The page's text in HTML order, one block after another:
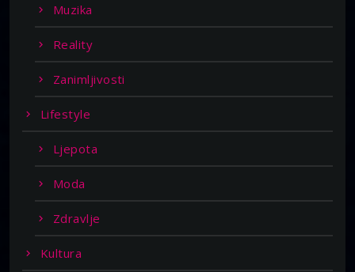
Muzika
Reality
Zanimljivosti
Lifestyle
Ljepota
Moda
Zdravlje
Kultura